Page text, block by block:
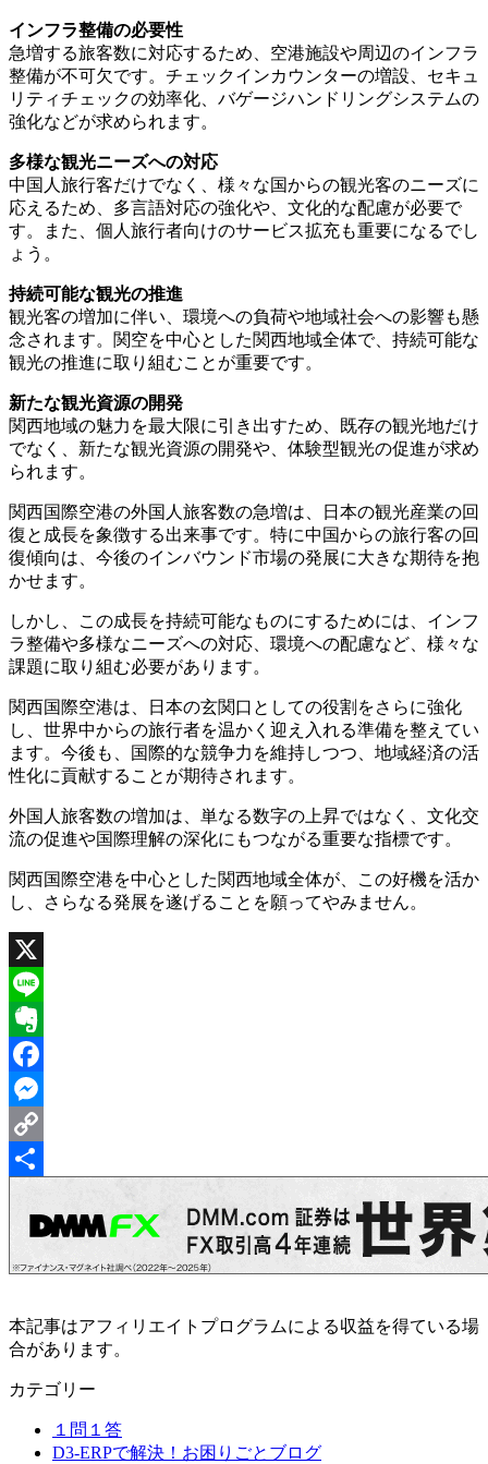
インフラ整備の必要性
急増する旅客数に対応するため、空港施設や周辺のインフラ
整備が不可欠です。チェックインカウンターの増設、セキュ
リティチェックの効率化、バゲージハンドリングシステムの
強化などが求められます。
多様な観光ニーズへの対応
中国人旅行客だけでなく、様々な国からの観光客のニーズに
応えるため、多言語対応の強化や、文化的な配慮が必要で
す。また、個人旅行者向けのサービス拡充も重要になるでし
ょう。
持続可能な観光の推進
観光客の増加に伴い、環境への負荷や地域社会への影響も懸
念されます。関空を中心とした関西地域全体で、持続可能な
観光の推進に取り組むことが重要です。
新たな観光資源の開発
関西地域の魅力を最大限に引き出すため、既存の観光地だけ
でなく、新たな観光資源の開発や、体験型観光の促進が求め
られます。
関西国際空港の外国人旅客数の急増は、日本の観光産業の回
復と成長を象徴する出来事です。特に中国からの旅行客の回
復傾向は、今後のインバウンド市場の発展に大きな期待を抱
かせます。
しかし、この成長を持続可能なものにするためには、インフ
ラ整備や多様なニーズへの対応、環境への配慮など、様々な
課題に取り組む必要があります。
関西国際空港は、日本の玄関口としての役割をさらに強化
し、世界中からの旅行者を温かく迎え入れる準備を整えてい
ます。今後も、国際的な競争力を維持しつつ、地域経済の活
性化に貢献することが期待されます。
外国人旅客数の増加は、単なる数字の上昇ではなく、文化交
流の促進や国際理解の深化にもつながる重要な指標です。
関西国際空港を中心とした関西地域全体が、この好機を活か
し、さらなる発展を遂げることを願ってやみません。
X
Line
Evernote
Facebook
Messenger
Copy
本記事はアフィリエイトプログラムによる収益を得ている場
合があります。
カテゴリー
１問１答
D3-ERPで解決！お困りごとブログ